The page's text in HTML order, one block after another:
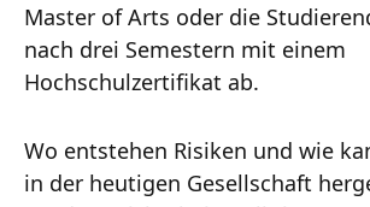
Master of Arts oder die
nach drei Semestern mit einem
Hochschulzertifikat ab.
Wo entstehen Risiken und wie
in der heutigen Gesellschaft